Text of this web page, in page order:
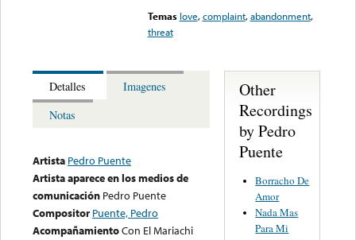
Temas love,complaint,abandonment,
threat
Detalles
Imagenes
Notas
Artista Pedro Puente
Artista aparece en los medios de
comunicación Pedro Puente
Compositor Puente, Pedro
AcompañamientoCon El Mariachi
Other
Recordings
by Pedro
Puente
Borracho De
Amor
Nada Mas
Para Mi